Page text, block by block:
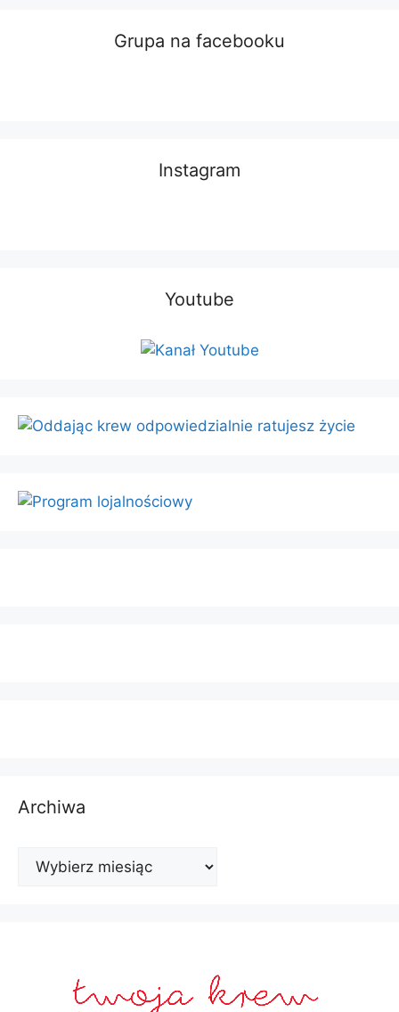
Grupa na facebooku
Instagram
Youtube
Archiwa
Archiwa